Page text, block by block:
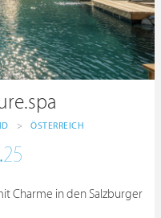
> ÖSTERREICH
25
Charme in den Salzburger